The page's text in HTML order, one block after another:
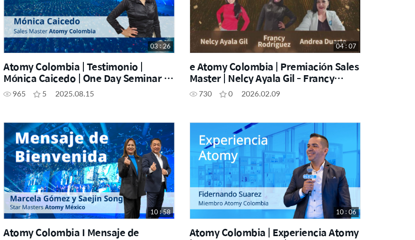
Atomy Colombia | Testimonio |
Mónica Caicedo | One Day Seminar |
Popayán
965 5 2025.08.15
03 : 26
e Atomy Colombia | Premiación Sales
Master | Nelcy Ayala Gil - Francy
Rodríguez - Andrea Duarte | One Day
Seminar | Bucaramanga - Enero 2026
730 0 2026.02.09
04 : 07
Atomy Colombia I Mensaje de
10 : 58
Atomy Colombia | Experiencia Atomy
10 : 06